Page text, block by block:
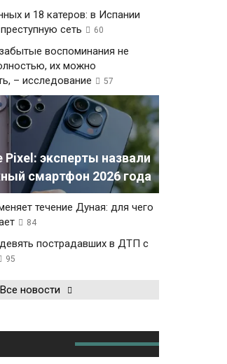
и 18 катеров: в Испании
сеть
60
воспоминания не
их можно
– исследование
57
Pixel: эксперты назвали
смартфон 2026 года
течение Дуная: для чего
84
пострадавших в ДТП с
95
Все новости